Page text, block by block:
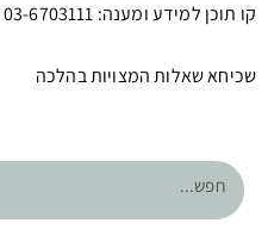
קו תוכן למידע ומענה: 03-6703111
שכיחא שאלות המצויות בהלכה